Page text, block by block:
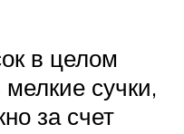
в целом
сучки,
за счет